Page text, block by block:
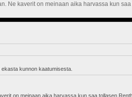
Ne kaverit on meinaan aika harvassa kun
kunnon kaatumisesta.
on meinaan aika harvassa kun saa tollasen